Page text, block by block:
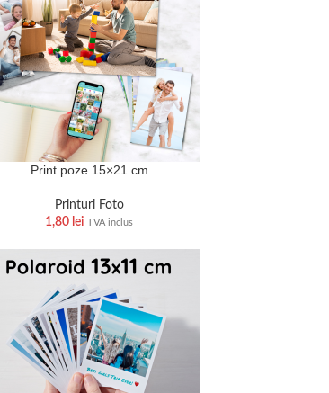
Print poze 15×21 cm
Printuri Foto
1,80 lei TVA inclus